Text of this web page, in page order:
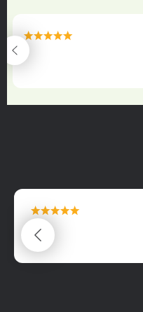
maximální spokojenost
22.06.2025
maximální spokojenost
22.06.2025